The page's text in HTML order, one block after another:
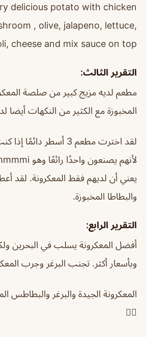
delicious potato with chicken
, olive, jalapeno, lettuce,
cheese and mix sauce on top
التقرير الثالث:
مطعم لديه مزيج كبير من صلصة
المخبوزة مع الكثير من النكهات أيضا
لقد اخترت مطعم 3 أسطر
يعني أن لديهم فقط المعكرونة. لقد
والبطاطا المخبوزة.
التقرير الرابع:
أفضل المعكرونة يسلب في البحرين
وبأسعار أكثر. تجنب البرغر وجرب
المعكرونة الجيدة والبرغر والبطاطس
👌🏻